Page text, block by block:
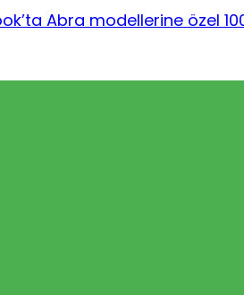
Abra modellerine özel